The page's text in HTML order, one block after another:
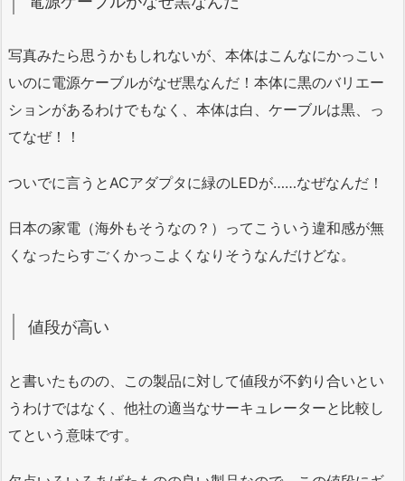
写真みたら思うかもしれないが、本体はこんなにかっこい
いのに電源ケーブルがなぜ黒なんだ！本体に黒のバリエー
ションがあるわけでもなく、本体は白、ケーブルは黒、っ
てなぜ！！
ついでに言うとACアダプタに緑のLEDが……なぜなんだ！
日本の家電（海外もそうなの？）ってこういう違和感が無
くなったらすごくかっこよくなりそうなんだけどな。
値段が高い
と書いたものの、この製品に対して値段が不釣り合いとい
うわけではなく、他社の適当なサーキュレーターと比較し
てという意味です。